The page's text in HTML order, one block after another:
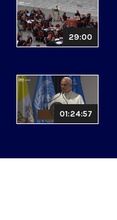
29:00
01:24:57